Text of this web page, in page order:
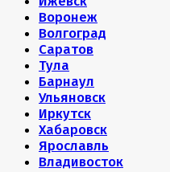
Воронеж
Волгоград
Саратов
Тула
Барнаул
Ульяновск
Иркутск
Хабаровск
Ярославль
Владивосток